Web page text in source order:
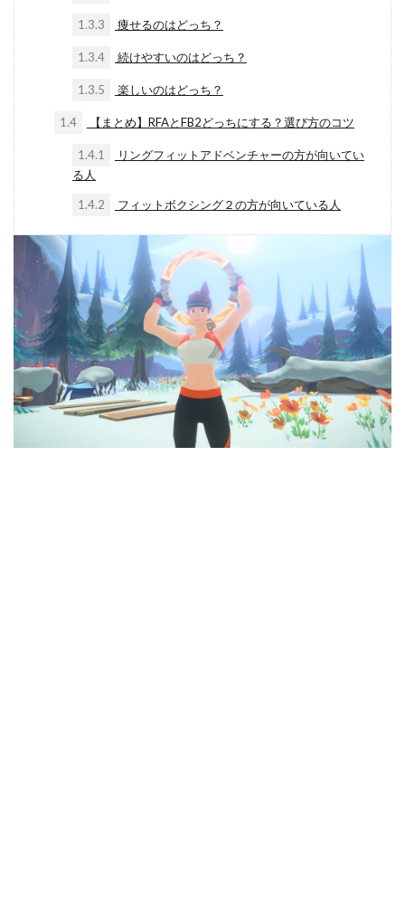
1.3.3 痩せるのはどっち？
1.3.4 続けやすいのはどっち？
1.3.5 楽しいのはどっち？
1.4 【まとめ】RFAとFB2どっちにする？選び方のコツ
1.4.1
リングフィットアドベンチャーの方が向いてい
る人
1.4.2 フィットボクシング２の方が向いている人